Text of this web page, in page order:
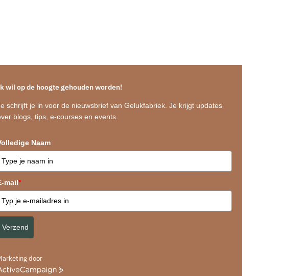
wil op de hoogte gehouden worden!
schrijft je in voor de nieuwsbrief van Gelukfabriek. Je krijgt updates
blogs, tips, e-courses en events.
Naam
mail*
Verzend
door